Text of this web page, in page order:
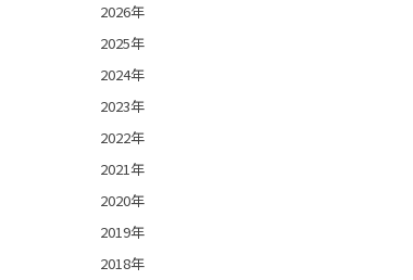
2026年
2025年
2024年
2023年
2022年
2021年
2020年
2019年
2018年